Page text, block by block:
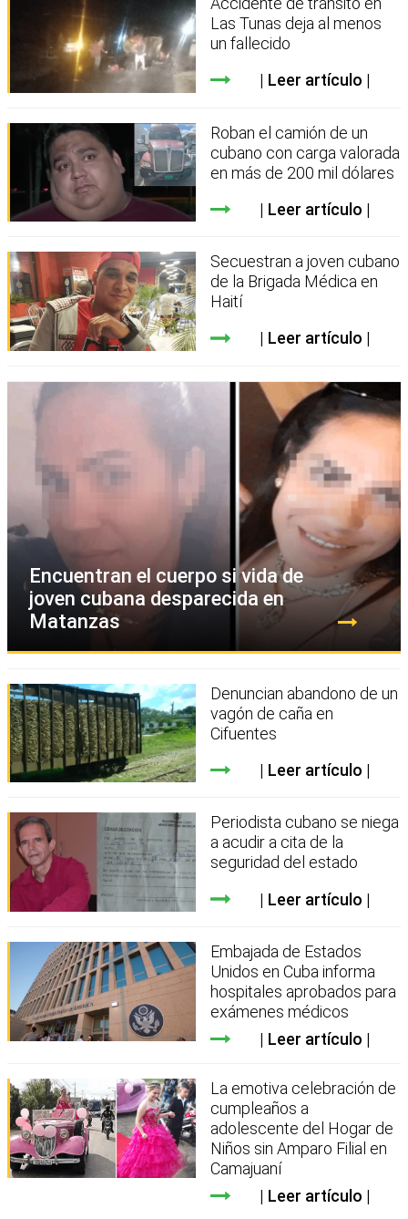
Las Tunas deja al menos
un fallecido
Leer artículo
Roban el camión de un
cubano con carga valorada
en más de 200 mil dólares
Leer artículo
Secuestran a joven cubano
de la Brigada Médica en
Haití
Leer artículo
Encuentran el cuerpo si vida de
joven cubana desparecida en
Matanzas
Denuncian abandono de un
vagón de caña en
Cifuentes
Leer artículo
Periodista cubano se niega
a acudir a cita de la
seguridad del estado
Leer artículo
Embajada de Estados
Unidos en Cuba informa
hospitales aprobados para
exámenes médicos
Leer artículo
La emotiva celebración de
cumpleaños a
adolescente del Hogar de
Niños sin Amparo Filial en
Camajuaní
Leer artículo